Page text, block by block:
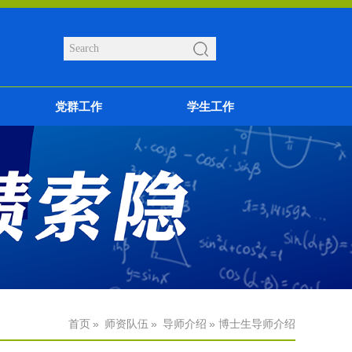
党群工作 学生工作
首页 » 师资队伍 » 导师介绍 » 博士生导师介绍